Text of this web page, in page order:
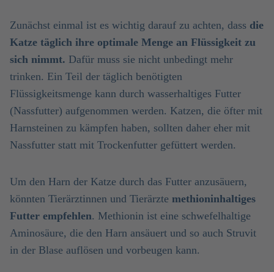
Zunächst einmal ist es wichtig darauf zu achten, dass die
Katze täglich ihre optimale Menge an Flüssigkeit zu
sich nimmt. Dafür muss sie nicht unbedingt mehr
trinken. Ein Teil der täglich benötigten
Flüssigkeitsmenge kann durch wasserhaltiges Futter
(Nassfutter) aufgenommen werden. Katzen, die öfter mit
Harnsteinen zu kämpfen haben, sollten daher eher mit
Nassfutter statt mit Trockenfutter gefüttert werden.
Um den Harn der Katze durch das Futter anzusäuern,
könnten Tierärztinnen und Tierärzte methioninhaltiges
Futter empfehlen. Methionin ist eine schwefelhaltige
Aminosäure, die den Harn ansäuert und so auch Struvit
in der Blase auflösen und vorbeugen kann.